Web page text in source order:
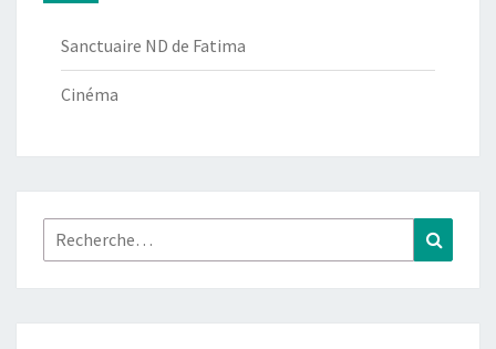
Sanctuaire ND de Fatima
Cinéma
Rechercher :